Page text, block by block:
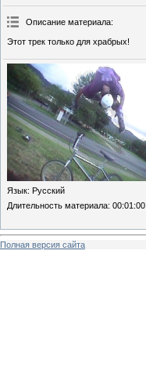
Описание материала:
Этот трек только для храбрых!
Язык: Русский
Длительность материала: 00:01:00
Полная версия сайта